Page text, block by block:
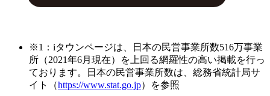
※1：iタウンページは、日本の民営事業所数516万事業
所（2021年6月現在）を上回る網羅性の高い掲載を行っ
ております。日本の民営事業所数は、総務省統計局サ
イト（https://www.stat.go.jp）を参照